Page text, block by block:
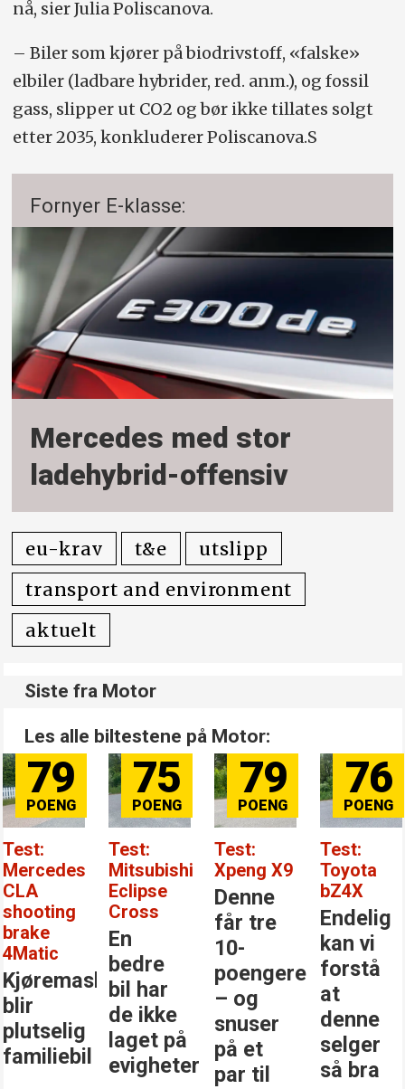
nå, sier Julia Poliscanova.
– Biler som kjører på biodrivstoff, «falske»
elbiler (ladbare hybrider, red. anm.), og fossil
gass, slipper ut CO2 og bør ikke tillates solgt
etter 2035, konkluderer Poliscanova.S
Fornyer E-klasse:
Mercedes med stor
ladehybrid-offensiv
eu-krav t&e
utslipp
transport and environment
aktuelt
Siste fra Motor
Les alle biltestene på Motor:
79 75
Test:
Mitsubishi
Eclipse
Cross
En
bedre
bil har
de ikke
laget på
evigheter
79
Test:
Xpeng X9
Denne
får tre
10-
poengere
– og
snuser
på et
par til
76
Test:
Toyota
bZ4X
Endelig
kan vi
forstå
at
denne
selger
så bra